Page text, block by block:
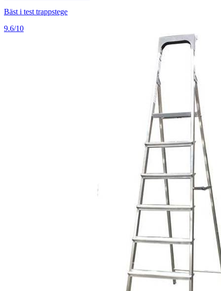
Bäst i test trappstege
9.6/10